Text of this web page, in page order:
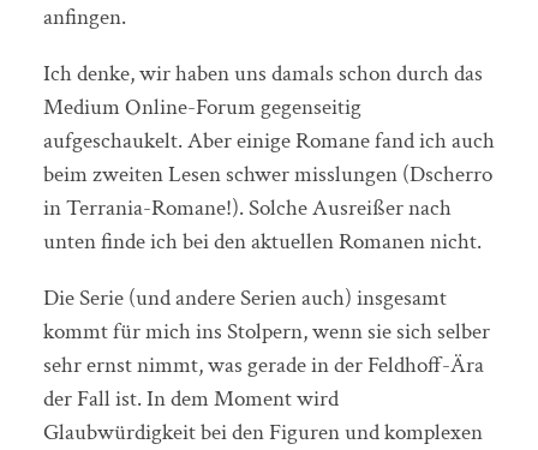
anfingen.
Ich denke, wir haben uns damals schon durch das
Medium Online-Forum gegenseitig
aufgeschaukelt. Aber einige Romane fand ich auch
beim zweiten Lesen schwer misslungen (Dscherro
in Terrania-Romane!). Solche Ausreißer nach
unten finde ich bei den aktuellen Romanen nicht.
Die Serie (und andere Serien auch) insgesamt
kommt für mich ins Stolpern, wenn sie sich selber
sehr ernst nimmt, was gerade in der Feldhoff-Ära
der Fall ist. In dem Moment wird
Glaubwürdigkeit bei den Figuren und komplexen